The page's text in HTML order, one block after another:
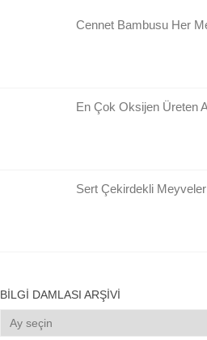
Cennet Bambusu Her
En Çok Oksijen Üreten
Sert Çekirdekli
BILGI DAMLASI ARŞIVI
Bilgi